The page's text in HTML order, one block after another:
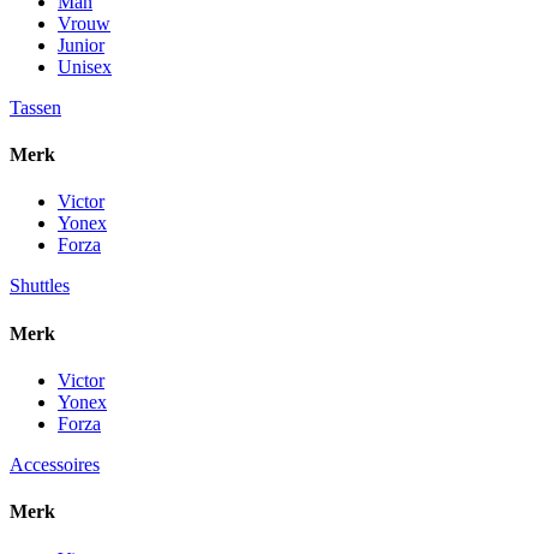
Vrouw
Junior
Unisex
Tassen
Merk
Victor
Yonex
Forza
Shuttles
Merk
Victor
Yonex
Forza
Accessoires
Merk